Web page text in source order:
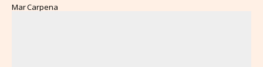
Mar Carpena